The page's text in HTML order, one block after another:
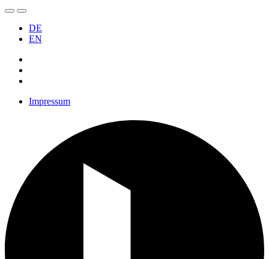
DE
EN
Impressum